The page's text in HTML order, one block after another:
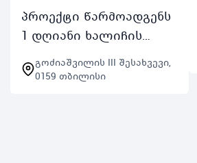
პროექტი წარმოადგენს
1 დღიანი ხალიჩის
მასტერკლასების
გოძიაშვილის III შესახვევი,
0159 თბილისი